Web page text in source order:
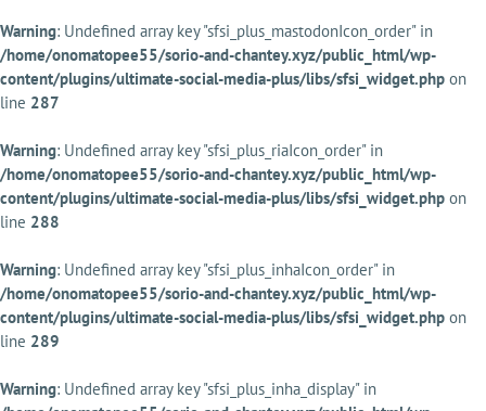
Warning: Undefined array key "sfsi_plus_mastodonIcon_order" in
/home/onomatopee55/sorio-and-chantey.xyz/public_html/wp-
content/plugins/ultimate-social-media-plus/libs/sfsi_widget.php on
line 287
Warning: Undefined array key "sfsi_plus_riaIcon_order" in
/home/onomatopee55/sorio-and-chantey.xyz/public_html/wp-
content/plugins/ultimate-social-media-plus/libs/sfsi_widget.php on
line 288
Warning: Undefined array key "sfsi_plus_inhaIcon_order" in
/home/onomatopee55/sorio-and-chantey.xyz/public_html/wp-
content/plugins/ultimate-social-media-plus/libs/sfsi_widget.php on
line 289
Warning: Undefined array key "sfsi_plus_inha_display" in